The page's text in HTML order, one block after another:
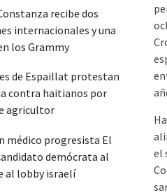
el
recibe dos
internacionales y una
los Grammy
de Espaillat protestan
contra haitianos por
agricultor
médico progresista El
demócrata al
al lobby israelí